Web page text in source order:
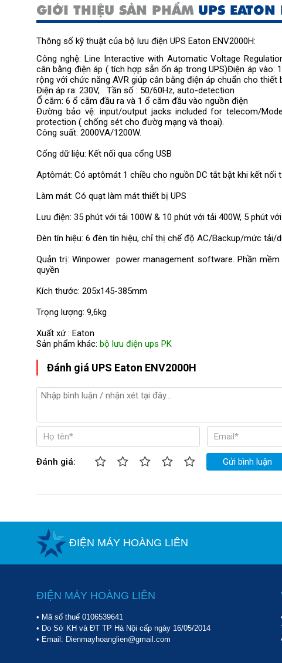
Cổng dữ liệu Kết nối qua cổng
AC/Backup/mức
Quản trị Winpowerpower
Aptômát
1 chiều cho nguồn
tủ ắcquy
GIỚI THIỆU SẢN PHẨM UPS
Thông số kỹ thuật của bộ lưu điện UPS Eaton ENV2000H:
Công nghệ: Line Interactive with Automatic Voltage
cân bằng điện áp ( tích hợp sẵn ổn áp trong UPS)Điện áp vào:
rộng với chức năng AVR giúp cân bằng điện áp chuẩn cho thiết
Điện áp ra: 230V, Tần số : 50/60Hz, auto-detection
Ổ cắm: 6 ổ cắm đầu ra và 1 ổ cắm đầu vào nguồn điện
Đường bảo vệ: input/output jacks included for telecom/
protection ( chống sét cho đườg mạng và thoại).
Công suất: 2000VA/1200W.
Cổng dữ liệu: Kết nối qua cổng USB
Aptômát: Có aptômát 1 chiều cho nguồn DC tắt bật khi kết nối
Làm mát: Có quạt làm mát thiết bị UPS
Lưu điện: 35 phút với tải 100W & 10 phút với tải 400W, 5 phút
Đèn tín hiệu: 6 đèn tín hiệu, chỉ thị chế độ AC/Backup/mức tải/
Quản trị: Winpower power management software. Phần
quyền
Kích thước: 205x145-385mm
Trọng lượng: 9,6kg
Xuất xứ : Eaton
Sản phẩm khác: bộ lưu điện ups PK
Đánh giá UPS Eaton ENV2000H
Đánh giá: Gửi bình luận
ĐIỆN MÁY HOÀNG LIÊN
ĐIỆN MÁY HOÀNG LIÊN
• Mã số thuế 0106539641
• Do Sở KH và ĐT TP Hà Nội cấp ngày 16/05/2014
• Email: Dienmayhoanglien@gmail.com